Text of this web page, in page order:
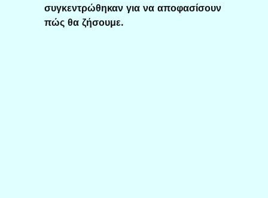
συγκεντρώθηκαν για να αποφασίσουν
πώς θα ζήσουμε.